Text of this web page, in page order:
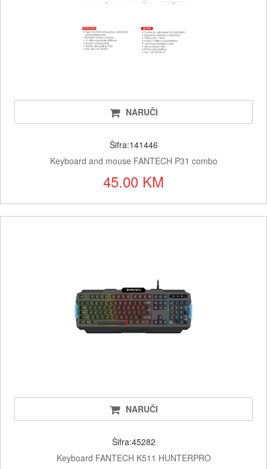
NARUČI
Šifra:141446
Keyboard and mouse FANTECH P31 combo
45.00 KM
NARUČI
Šifra:45282
Keyboard FANTECH K511 HUNTERPRO